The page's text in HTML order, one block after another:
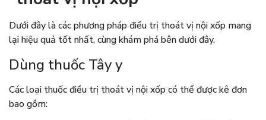
Dưới đây là các phương pháp điều trị thoát vị nội xốp mang
lại hiệu quả tốt nhất, cùng khám phá bên dưới đây.
Dùng thuốc Tây y
Các loại thuốc điều trị thoát vị nội xốp có thể được kê đơn
bao gồm: